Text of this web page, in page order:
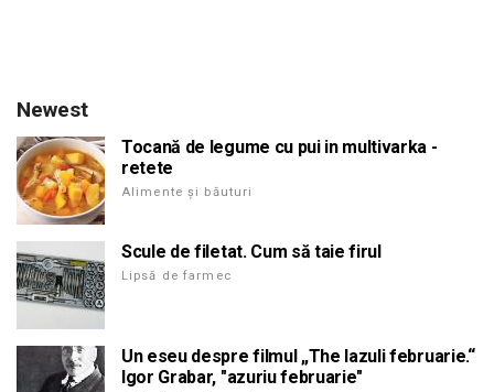
Newest
Tocană de legume cu pui in multivarka -
retete
Alimente și băuturi
Scule de filetat. Cum să taie firul
Lipsă de farmec
Un eseu despre filmul „The lazuli februarie.“
Igor Grabar, "azuriu februarie"